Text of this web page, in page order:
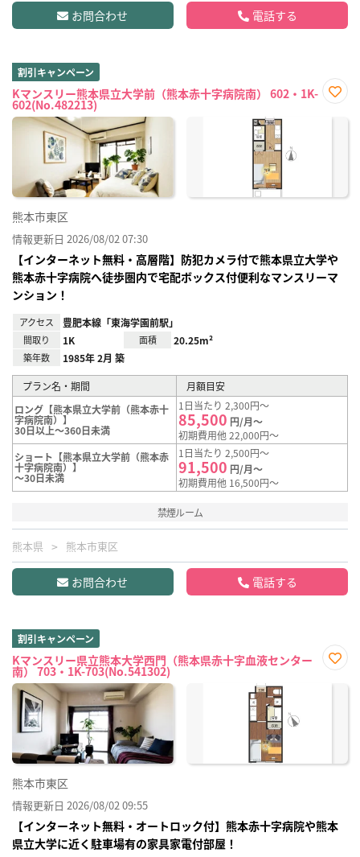
お問合わせ 電話する
割引キャンペーン
Kマンスリー熊本県立大学前（熊本赤十字病院南） 602・1K-
602(No.482213)
に入
熊本市東区
情報更新日 2026/08/02 07:30
【インターネット無料・高層階】防犯カメラ付で熊本県立大学や
熊本赤十字病院へ徒歩圏内で宅配ボックス付便利なマンスリーマ
ンション！
アクセス 豊肥本線「東海学園前駅」
間取り 1K 面積 20.25m²
築年数 1985年 2月 築
プラン名・期間
月額目安
ロング【熊本県立大学前（熊本赤十
字病院南）】
30日以上～360日未満
1日当たり 2,300円～
85,500 円/月～
初期費用他 22,000円～
ショート【熊本県立大学前（熊本赤
十字病院南）】
～30日未満
1日当たり 2,500円～
91,500 円/月～
初期費用他 16,500円～
禁煙ルーム
熊本県 熊本市東区
お問合わせ 電話する
割引キャンペーン
Kマンスリー県立熊本大学西門（熊本県赤十字血液センター
南） 703・1K-703(No.541302)
に入
熊本市東区
情報更新日 2026/08/02 09:55
【インターネット無料・オートロック付】熊本赤十字病院や熊本
県立大学に近く駐車場有の家具家電付部屋！